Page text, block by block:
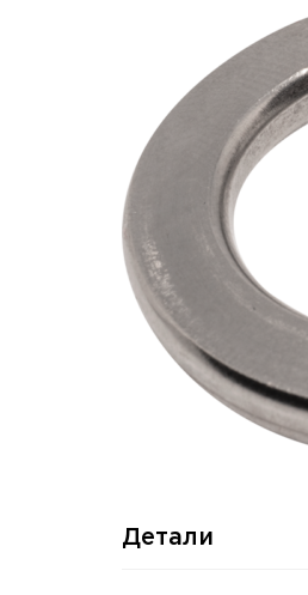
Детали